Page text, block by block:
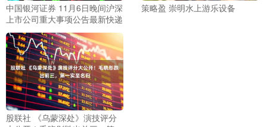
中国银河证券 11月6日晚间沪深
上市公司重大事项公告最新快递
策略盈 崇明水上游乐设备
股联社 《乌蒙深处》演技评分